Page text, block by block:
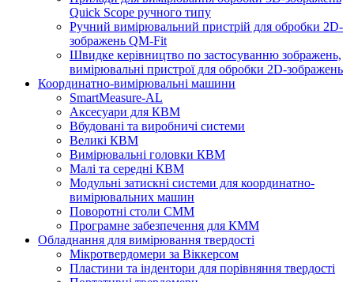
Quick Scope ручного типу
Ручний вимірювальний пристрій для обробки 2D-
зображень QM-Fit
Швидке керівництво по застосуванню зображень,
вимірювальні пристрої для обробки 2D-зображень
Координатно-вимірювальні машини
SmartMeasure-AL
Аксесуари для КВМ
Вбудовані та виробничі системи
Великі КВМ
Вимірювальні головки КВМ
Малі та середні КВМ
Модульні затискні системи для координатно-
вимірювальних машин
Поворотні столи CMM
Програмне забезпечення для КММ
Обладнання для вимірювання твердості
Мікротвердомери за Віккерсом
Пластини та індентори для порівняння твердості